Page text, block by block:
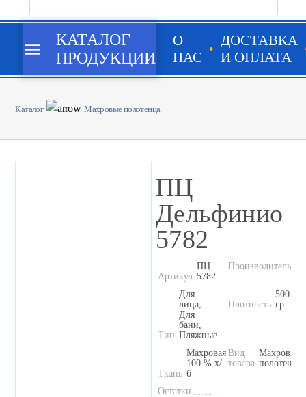
menu
КАТАЛОГ
ПРОДУКЦИИ
О
НАС
ДОСТАВКА
И ОПЛАТА
Каталог Махровые полотенца
ПЦ
Дельфинио
5782
Артикул
ПЦ
5782
Производитель
Тип
Для
лица,
Для
бани,
Пляжные
Плотность
500
гр.
Ткань
Махровая
100 % х/
б
Вид
товара
Махровые
полотенца
Остатки -